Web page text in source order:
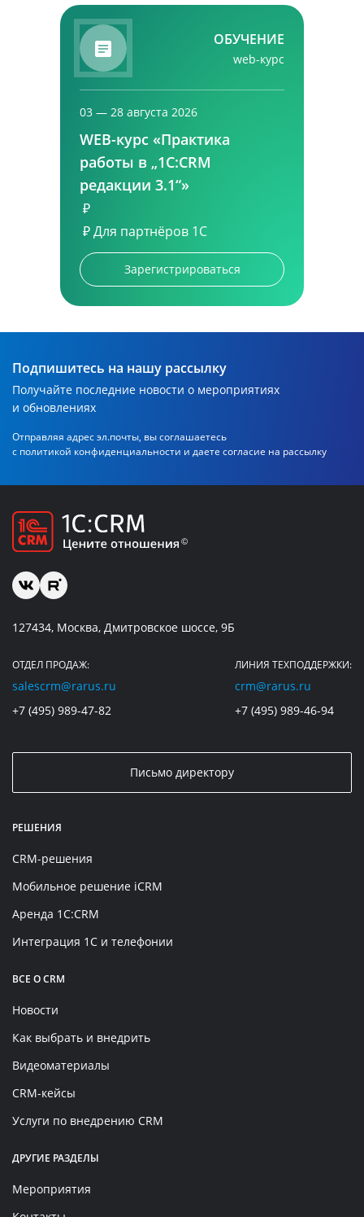
ОБУЧЕНИЕ
web-курс
03 — 28 августа 2026
WEB-курс «Практика
работы в „1С:CRM
редакции 3.1“»
₽
₽Для партнёров 1С
Зарегистрироваться
Подпишитесь на нашу рассылку
Получайте последние новости о мероприятиях
и обновлениях
Отправляя адрес эл.почты, вы соглашаетесь
с политикой конфиденциальности и даете согласие на рассылку
127434, Москва, Дмитровское шоссе, 9Б
ОТДЕЛ ПРОДАЖ:
salescrm@rarus.ru
+7 (495) 989-47-82
ЛИНИЯ ТЕХПОДДЕРЖКИ:
crm@rarus.ru
+7 (495) 989-46-94
Письмо директору
РЕШЕНИЯ
CRM-решения
Мобильное решение iCRM
Аренда 1C:CRM
Интеграция 1С и телефонии
ВСЕ О CRM
Новости
Как выбрать и внедрить
Видеоматериалы
CRM-кейсы
Услуги по внедрению CRM
ДРУГИЕ РАЗДЕЛЫ
Мероприятия